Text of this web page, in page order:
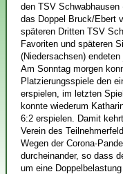
den TSV Schwabhausen
das Doppel Bruck/Ebert
späteren Dritten TSV
Favoriten und späteren
(Niedersachsen) endeten
Am Sonntag morgen
Platzierungsspiele den
erspielen, im letzten
konnte wiederum
6:2 erspielen. Damit
Verein des
Wegen der Corona-
durcheinander, so dass
um eine